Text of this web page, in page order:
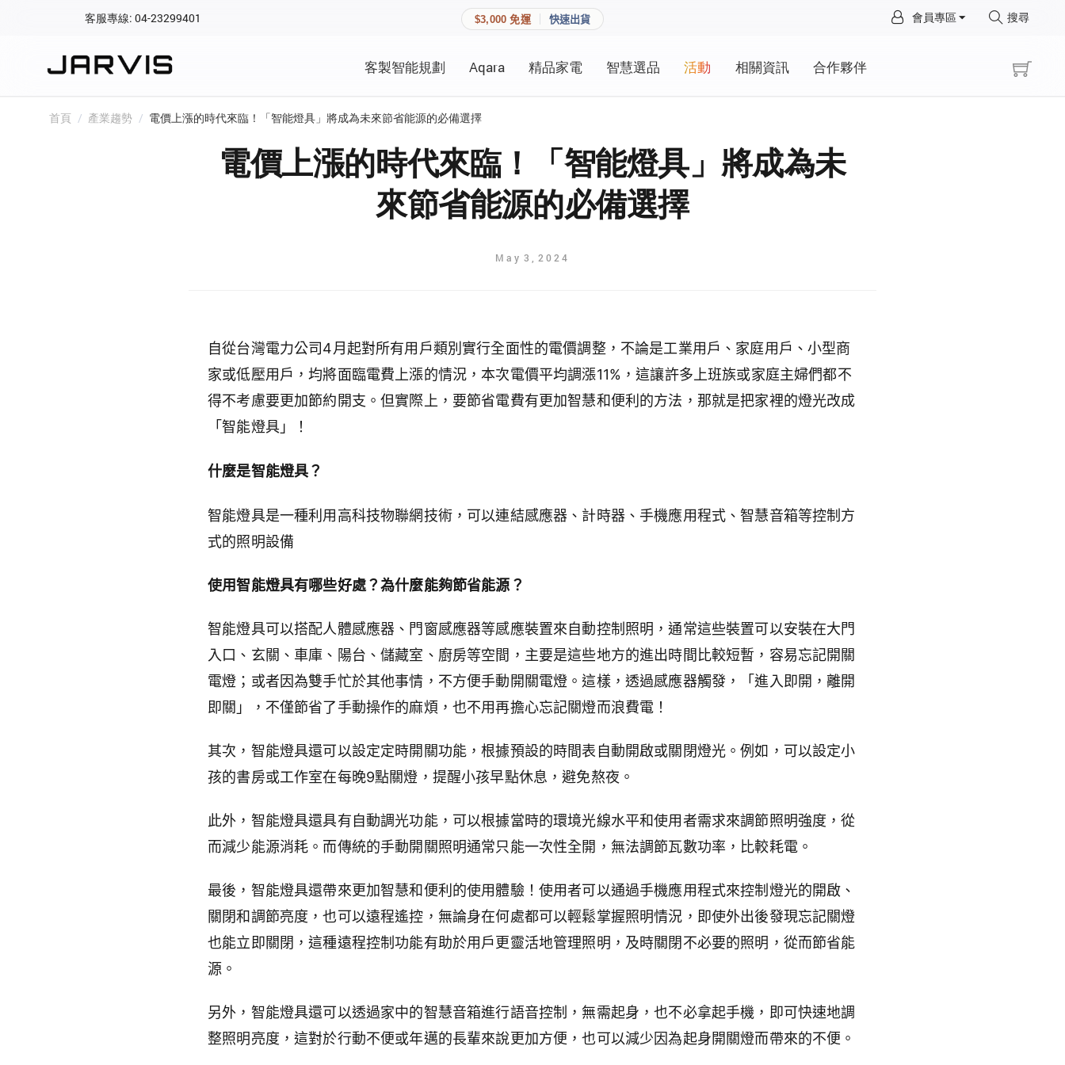
客服專線: 04-23299401 $3,000 免運 快速出貨 會員專區 搜尋
客製智能規劃 Aqara 精品家電 智慧選品 活動 相關資訊 合作夥伴
首頁 / 產業趨勢 / 電價上漲的時代來臨！「智能燈具」將成為未來節省能源的必備選擇
電價上漲的時代來臨！「智能燈具」將成為未
來節省能源的必備選擇
May 3 2024
自從台灣電力公司4月起對所有用戶類別實行全面性的電價調整，不論是工業用戶、家庭用戶、小型商
家或低壓用戶，均將面臨電費上漲的情況，本次電價平均調漲11%，這讓許多上班族或家庭主婦們都不
得不考慮要更加節約開支。但實際上，要節省電費有更加智慧和便利的方法，那就是把家裡的燈光改成
「智能燈具」！
什麼是智能燈具？
智能燈具是一種利用高科技物聯網技術，可以連結感應器、計時器、手機應用程式、智慧音箱等控制方
式的照明設備
使用智能燈具有哪些好處？為什麼能夠節省能源？
智能燈具可以搭配人體感應器、門窗感應器等感應裝置來自動控制照明，通常這些裝置可以安裝在大門
入口、玄關、車庫、陽台、儲藏室、廚房等空間，主要是這些地方的進出時間比較短暫，容易忘記開關
電燈；或者因為雙手忙於其他事情，不方便手動開關電燈。這樣，透過感應器觸發，「進入即開，離開
即關」，不僅節省了手動操作的麻煩，也不用再擔心忘記關燈而浪費電！
其次，智能燈具還可以設定定時開關功能，根據預設的時間表自動開啟或關閉燈光。例如，可以設定小
孩的書房或工作室在每晚9點關燈，提醒小孩早點休息，避免熬夜。
此外，智能燈具還具有自動調光功能，可以根據當時的環境光線水平和使用者需求來調節照明強度，從
而減少能源消耗。而傳統的手動開關照明通常只能一次性全開，無法調節瓦數功率，比較耗電。
最後，智能燈具還帶來更加智慧和便利的使用體驗！使用者可以通過手機應用程式來控制燈光的開啟、
關閉和調節亮度，也可以遠程遙控，無論身在何處都可以輕鬆掌握照明情況，即使外出後發現忘記關燈
也能立即關閉，這種遠程控制功能有助於用戶更靈活地管理照明，及時關閉不必要的照明，從而節省能
源。
另外，智能燈具還可以透過家中的智慧音箱進行語音控制，無需起身，也不必拿起手機，即可快速地調
整照明亮度，這對於行動不便或年邁的長輩來說更加方便，也可以減少因為起身開關燈而帶來的不便。
×
快速連結
Aqara 智慧家庭
智能門鎖
會員資料管理
查看我的最愛